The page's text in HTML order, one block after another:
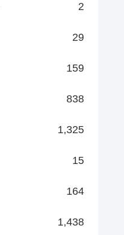
2
29
159
838
1,325
15
164
1,438